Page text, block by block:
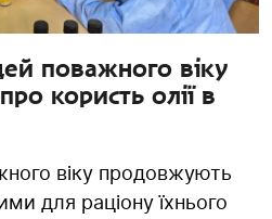
поважного віку
користь олії в
віку продовжують
для раціону їхнього